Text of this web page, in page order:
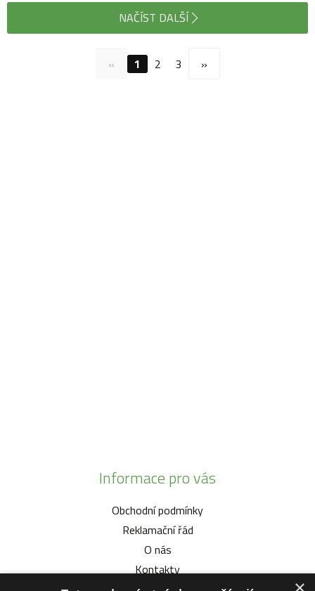
NAČÍST DALŠÍ
« 1 2 3 »
Informace pro vás
Obchodní podmínky
Reklamační řád
O nás
Kontakty